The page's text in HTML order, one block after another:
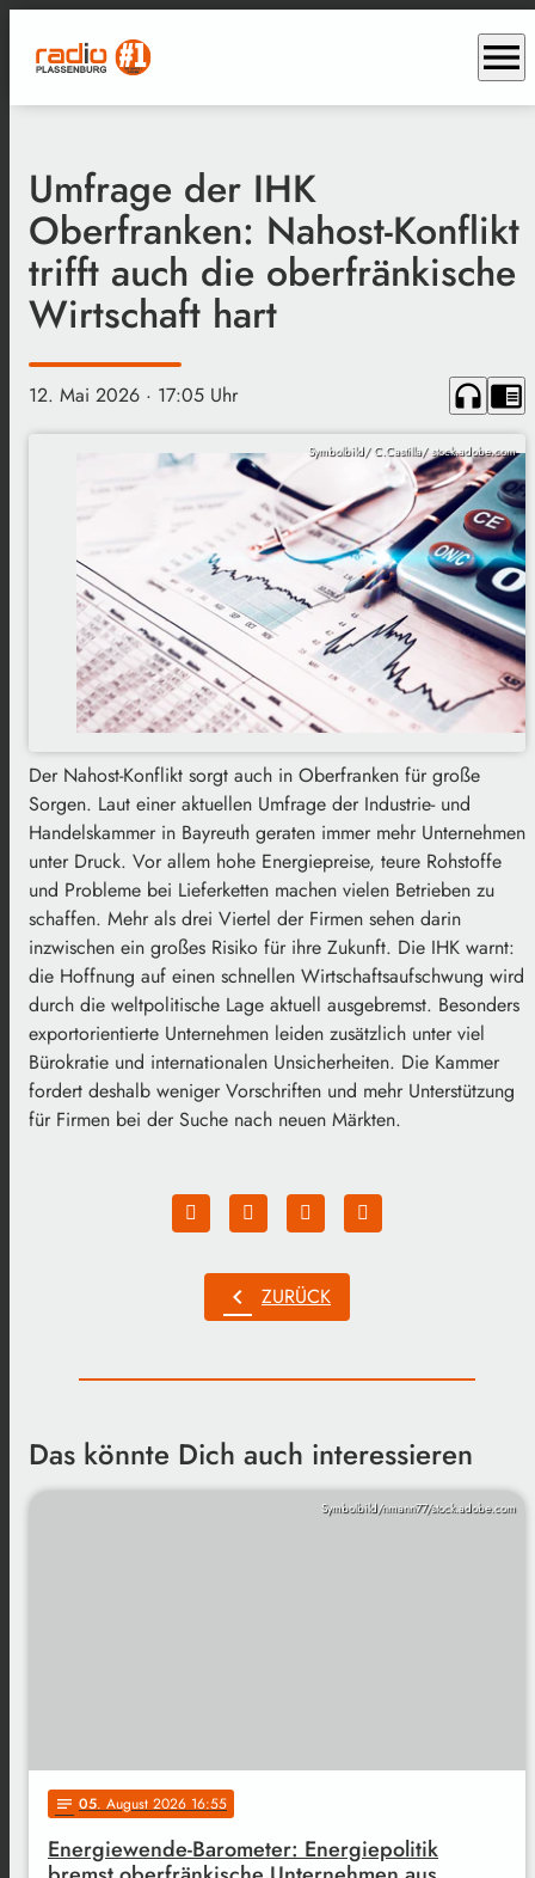
menu
Umfrage der IHK
Oberfranken: Nahost-Konflikt
trifft auch die oberfränkische
Wirtschaft hart
12. Mai 2026 · 17:05 Uhr headphones chrome_reader_mode
Symbolbild/ C.Castilla/ stock.adobe.com
Der Nahost-Konflikt sorgt auch in Oberfranken für große
Sorgen. Laut einer aktuellen Umfrage der Industrie- und
Handelskammer in Bayreuth geraten immer mehr Unternehmen
unter Druck. Vor allem hohe Energiepreise, teure Rohstoffe
und Probleme bei Lieferketten machen vielen Betrieben zu
schaffen. Mehr als drei Viertel der Firmen sehen darin
inzwischen ein großes Risiko für ihre Zukunft. Die IHK warnt:
die Hoffnung auf einen schnellen Wirtschaftsaufschwung wird
durch die weltpolitische Lage aktuell ausgebremst. Besonders
exportorientierte Unternehmen leiden zusätzlich unter viel
Bürokratie und internationalen Unsicherheiten. Die Kammer
fordert deshalb weniger Vorschriften und mehr Unterstützung
für Firmen bei der Suche nach neuen Märkten.
chevron_left ZURÜCK
Das könnte Dich auch interessieren
Symbolbild/nmann77/stock.adobe.com
notes 05. August 2026 16:55
Energiewende-Barometer: Energiepolitik